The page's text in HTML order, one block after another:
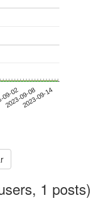
02
2023-09-082023-09-14
1 posts)